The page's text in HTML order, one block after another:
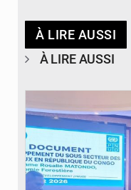
À LIRE AUSSI
À LIRE AUSSI